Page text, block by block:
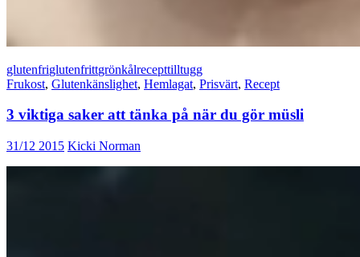
glutenfriglutenfrittgrönkålrecepttilltugg
Frukost, Glutenkänslighet, Hemlagat, Prisvärt, Recept
3 viktiga saker att tänka på när du gör müsli
31/12 2015 Kicki Norman